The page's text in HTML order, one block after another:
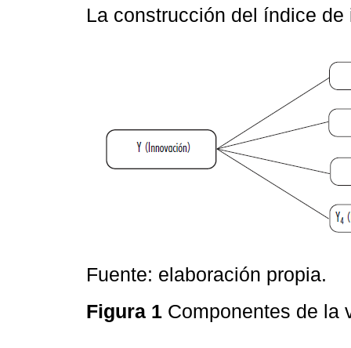
La construcción del índice
Fuente: elaboración propia.
Figura 1 Componentes de la